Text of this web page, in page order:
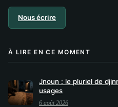
Nous écrire
À LIRE EN CE MOMENT
Jnoun : le pluriel de
usages
6 août 2026